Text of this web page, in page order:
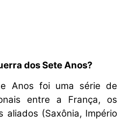
dos Sete Anos?
Anos foi uma série de
entre a França, os
aliados (Saxônia, Império